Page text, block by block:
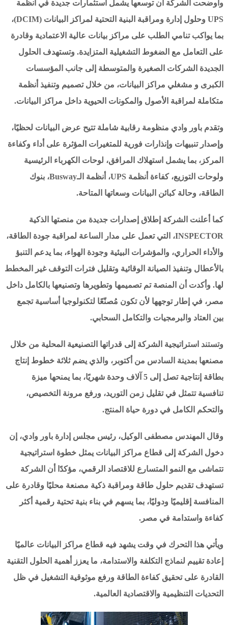
وأوضحت الشركة أن توسعها يشمل استثمارات جديدة في أنظمة
UPS وحلول إدارة ومراقبة البنية التحتية لمراكز البيانات (DCIM)،
بما يواكب تنامي الطلب على مراكز بيانات عالية الاعتمادية وقادرة
على التعامل مع الضغوط التشغيلية المتزايدة. وتستهدف الحلول
الجديدة الشركات الصغيرة والمتوسطة إلى جانب المؤسسات
الكبرى و مشغلي مراكز البيانات، من خلال تصميم وتنفيذ أنظمة
متكاملة لمراقبة الأصول والمكونات الحيوية داخل مراكز البيانات.
وتقدم باور وادي منظومة رقابية شاملة تتيح عرض البيانات لحظيًا،
وإصدار تنبيهات وإنذارات فورية للمتغيرات المؤثرة على أداء وكفاءة
المركز، بما يشمل استهلاك المرافق، لوحات الكهرباء الرئيسية
ولوحات التوزيع، كفاءة أنظمة UPS، أنظمة الـBusway، بنوك
الطاقة، وحالة كبائن البيانات وسعاتها المتاحة.
كما أعلنت الشركة إطلاق إصدارات جديدة من منصتها الذكية
INSPECTOR، التي تعمل على مدار الساعة لمراقبة جودة الطاقة،
والأداء الحراري، والمؤشرات البيئية وجودة الهواء، بما يدعم التنبؤ
بالأعطال وتنفيذ الصيانة الوقائية وتقليل فترات التوقف غير المخطط
لها. وأكدت أن المنصة تم تصميمها وتطويرها وتصنيعها بالكامل داخل
مصر، في إطار توجهها لأن تكون مُصنّعًا لتكنولوجيا أساسية تجمع
بين العتاد والبرمجيات والتكامل السحابي.
وتستند استراتيجية الشركة إلى قدراتها التصنيعية المحلية من خلال
مصنعها بمدينة السادس من أكتوبر، والذي يضم ثلاثة خطوط إنتاج
بطاقة إنتاجية تصل إلى 5 آلاف وحدة شهريًا، بما يمنحها ميزة
تنافسية تتمثل في تقليل زمن التوريد، ورفع مرونة التخصيص،
والتحكم الكامل في دورة حياة المنتج.
وقال المهندس مصطفى الوكيل، رئيس مجلس إدارة باور وادي، إن
دخول الشركة إلى قطاع مراكز البيانات يمثل خطوة استراتيجية
تتماشى مع النمو المتسارع للاقتصاد الرقمي، مؤكدًا أن الشركة
تستهدف تقديم حلول طاقة ومراقبة ذكية مصنعة محليًا وقادرة على
المنافسة إقليميًا ودوليًا، بما يسهم في بناء بنية تحتية رقمية أكثر
كفاءة واستدامة في مصر.
ويأتي هذا التحرك في وقت يشهد فيه قطاع مراكز البيانات عالميًا
إعادة تقييم لنماذج التكلفة والاستدامة، ما يعزز أهمية الحلول التقنية
القادرة على تحقيق كفاءة الطاقة ورفع موثوقية التشغيل في ظل
التحديات التنظيمية والاقتصادية العالمية.